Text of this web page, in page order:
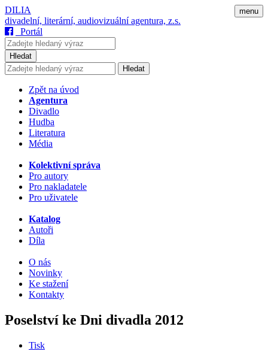
menu
DILIA
divadelní, literární, audiovizuální agentura, z.s.
Portál
Hledat
Hledat
Zpět na úvod
Agentura
Divadlo
Hudba
Literatura
Média
Kolektivní správa
Pro autory
Pro nakladatele
Pro uživatele
Katalog
Autoři
Díla
O nás
Novinky
Ke stažení
Kontakty
Poselství ke Dni divadla 2012
Tisk